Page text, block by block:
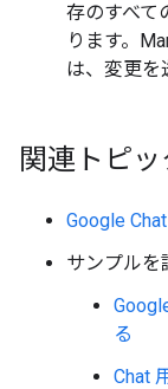
存のすべて
ります。
は、変更を
関連トピッ
Google
サンプルを
る
Chat